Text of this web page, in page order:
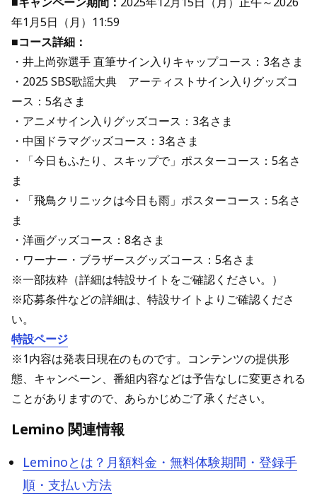
年1月5日（月）11:59
■コース詳細：
・井上尚弥選手 直筆サイン入りキャップコース：3名さま
・2025 SBS歌謡大典 アーティストサイン入りグッズコ
ース：5名さま
・アニメサイン入りグッズコース：3名さま
・中国ドラマグッズコース：3名さま
・「今日もふたり、スキップで」ポスターコース：5名さ
ま
・「飛鳥クリニックは今日も雨」ポスターコース：5名さ
ま
・洋画グッズコース：8名さま
・ワーナー・ブラザースグッズコース：5名さま
※一部抜粋（詳細は特設サイトをご確認ください。）
※応募条件などの詳細は、特設サイトよりご確認くださ
い。
特設ページ
※1内容は発表日現在のものです。コンテンツの提供形
態、キャンペーン、番組内容などは予告なしに変更される
ことがありますので、あらかじめご了承ください。
Lemino 関連情報
Leminoとは？月額料金・無料体験期間・登録手
順・支払い方法